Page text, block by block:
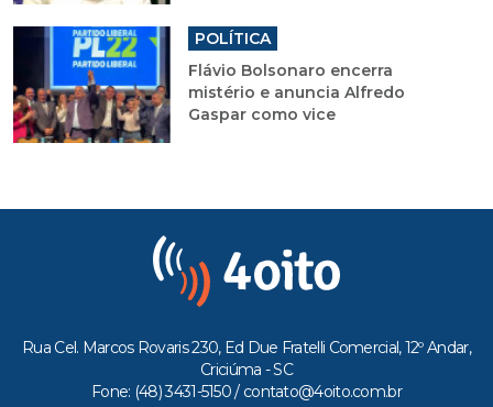
POLÍTICA
Flávio Bolsonaro encerra
mistério e anuncia Alfredo
Gaspar como vice
Rua Cel. Marcos Rovaris 230, Ed Due Fratelli Comercial, 12º Andar,
Criciúma - SC
Fone: (48) 3431-5150 / contato@4oito.com.br